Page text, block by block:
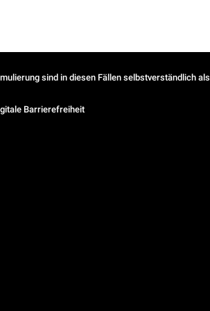
sind in diesen Fällen selbstverständlich als
Barrierefreiheit